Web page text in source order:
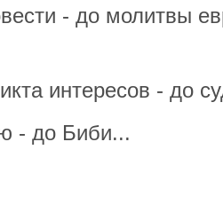
- до молитвы
интересов - до
- до Биби...